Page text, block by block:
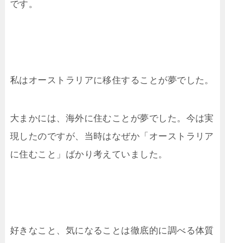
です。
私はオーストラリアに移住することが夢でした。
大まかには、海外に住むことが夢でした。今は実
現したのですが、当時はなぜか「オーストラリア
に住むこと」ばかり考えていました。
好きなこと、気になることは徹底的に調べる体質